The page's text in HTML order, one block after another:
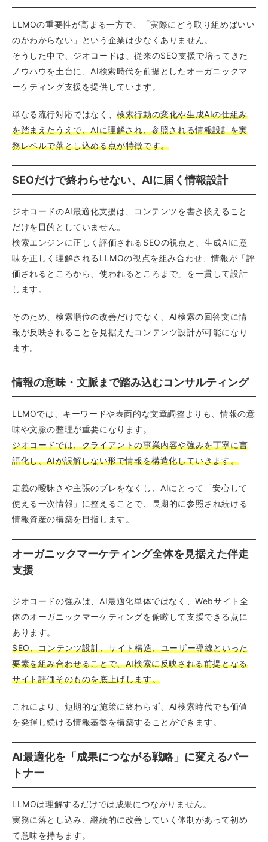
LLMOの重要性が高まる一方で、「実際にどう取り組めばいい
のかわからない」という企業は少なくありません。
そうした中で、ジオコードは、従来のSEO支援で培ってきた
ノウハウを土台に、AI検索時代を前提としたオーガニックマ
ーケティング支援を提供しています。
単なる流行対応ではなく、検索行動の変化や生成AIの仕組み
を踏まえたうえで、AIに理解され、参照される情報設計を実
務レベルで落とし込める点が特徴です。
SEOだけで終わらせない、AIに届く情報設計
ジオコードのAI最適化支援は、コンテンツを書き換えること
だけを目的としていません。
検索エンジンに正しく評価されるSEOの視点と、生成AIに意
味を正しく理解されるLLMOの視点を組み合わせ、情報が「評
価されるところから、使われるところまで」を一貫して設計
します。
そのため、検索順位の改善だけでなく、AI検索の回答文に情
報が反映されることを見据えたコンテンツ設計が可能になり
ます。
情報の意味・文脈まで踏み込むコンサルティング
LLMOでは、キーワードや表面的な文章調整よりも、情報の意
味や文脈の整理が重要になります。
ジオコードでは、クライアントの事業内容や強みを丁寧に言
語化し、AIが誤解しない形で情報を構造化していきます。
定義の曖昧さや主張のブレをなくし、AIにとって「安心して
使える一次情報」に整えることで、長期的に参照され続ける
情報資産の構築を目指します。
オーガニックマーケティング全体を見据えた伴走
支援
ジオコードの強みは、AI最適化単体ではなく、Webサイト全
体のオーガニックマーケティングを俯瞰して支援できる点に
あります。
SEO、コンテンツ設計、サイト構造、ユーザー導線といった
要素を組み合わせることで、AI検索に反映される前提となる
サイト評価そのものを底上げします。
これにより、短期的な施策に終わらず、AI検索時代でも価値
を発揮し続ける情報基盤を構築することができます。
AI最適化を「成果につながる戦略」に変えるパー
トナー
LLMOは理解するだけでは成果につながりません。
実務に落とし込み、継続的に改善していく体制があって初め
て意味を持ちます。